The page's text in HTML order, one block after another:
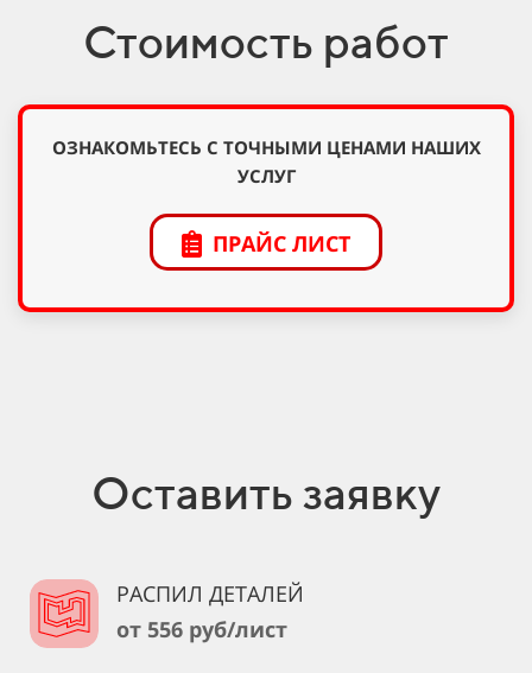
Стоимость работ
ОЗНАКОМЬТЕСЬ С ТОЧНЫМИ ЦЕНАМИ НАШИХ
УСЛУГ
ПРАЙС ЛИСТ
Оставить заявку
РАСПИЛ ДЕТАЛЕЙ
от 556 руб/лист